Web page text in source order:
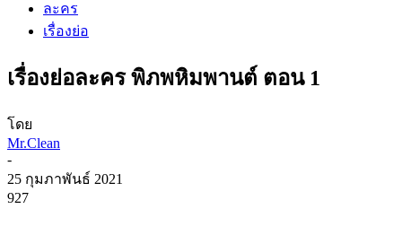
ละคร
เรื่องย่อ
เรื่องย่อละคร พิภพหิมพานต์ ตอน 1
โดย
Mr.Clean
-
25 กุมภาพันธ์ 2021
927